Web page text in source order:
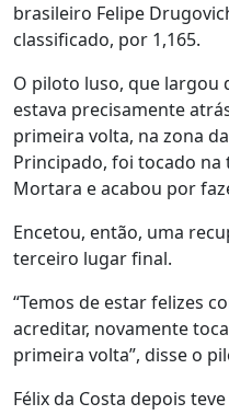
brasileiro Felipe
classificado, por 1,165.
O piloto luso, que largou
estava precisamente
primeira volta, na zona
Principado, foi tocado na
Mortara e acabou por
Encetou, então, uma
terceiro lugar final.
“Temos de estar felizes
acreditar, novamente
primeira volta”, disse o
Félix da Costa depois